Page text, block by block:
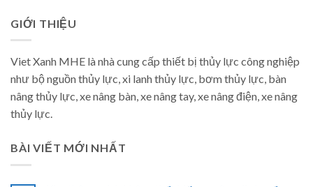
GIỚI THIỆU
Viet Xanh MHE là nhà cung cấp thiết bị thủy lực công nghiệp
như bộ nguồn thủy lực, xi lanh thủy lực, bơm thủy lực, bàn
nâng thủy lực, xe nâng bàn, xe nâng tay, xe nâng điện, xe nâng
thủy lực.
BÀI VIẾT MỚI NHẤT